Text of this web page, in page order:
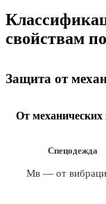
свойствам
Защита от
От механических
Спецодежда
Мв — от